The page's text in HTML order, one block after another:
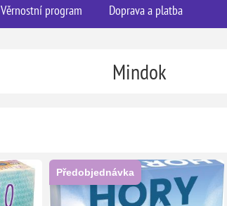
Věrnostní program Doprava a platba
Mindok
Předobjednávka